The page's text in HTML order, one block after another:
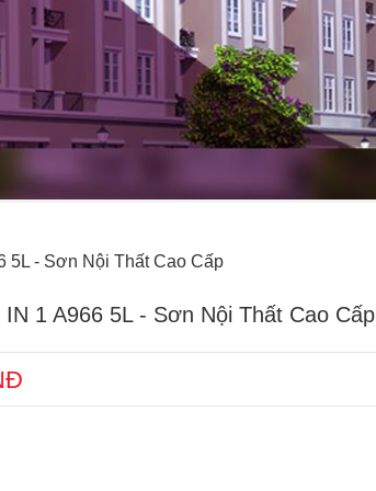
5L - Sơn Nội Thất Cao Cấp
1 A966 5L - Sơn Nội Thất Cao Cấp